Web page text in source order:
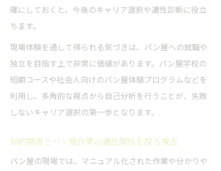
パン屋作業で求められる体力と実際の労働
長時間立ち仕事のパン屋で注意すべき体調
管理
パン屋トレーニングで体力不足を補う工夫
と対策
体力自信がない人でもパン屋で働くコツと
パン屋の重労働と上手な体力配分のポイン
ト
確にしておくと、今後のキャリア選択や適性診断に役立
ちます。
現場体験を通して得られる気づきは、パン屋への就職や
独立を目指す上で非常に価値があります。パン屋学校の
短期コースや社会人向けのパン屋体験プログラムなどを
利用し、多角的な視点から自己分析を行うことが、失敗
しないキャリア選択の第一歩となります。
知的障害とパン屋作業の適性関係を探る視点
パン屋の現場では、マニュアル化された作業や分かりや